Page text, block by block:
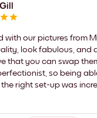
with our pictures from
look fabulous, and
that you can swap
so being
right set-up was